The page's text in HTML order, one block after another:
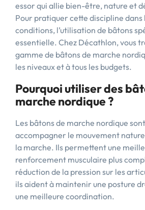
essor qui allie bien-être, nature et
Pour pratiquer cette discipline dans
conditions, l’utilisation de bâtons
essentielle. Chez Décathlon, vous
gamme de bâtons de marche
les niveaux et à tous les budgets.
Pourquoi utiliser des
marche nordique ?
Les bâtons de marche nordique
accompagner le mouvement
la marche. Ils permettent une
renforcement musculaire plus
réduction de la pression sur les
ils aident à maintenir une posture
une meilleure coordination.